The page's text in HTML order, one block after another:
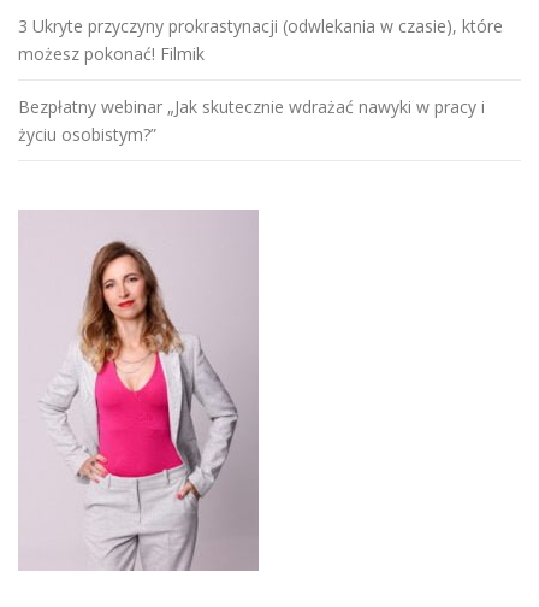
3 Ukryte przyczyny prokrastynacji (odwlekania w czasie), które
możesz pokonać! Filmik
Bezpłatny webinar „Jak skutecznie wdrażać nawyki w pracy i
życiu osobistym?”